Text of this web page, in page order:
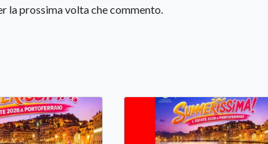
la prossima volta che commento.